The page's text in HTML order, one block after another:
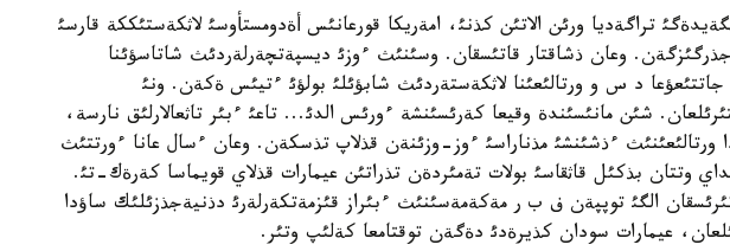
تراگةديا ورئن الاتئن كذنئ، امةريكا قورعانئس أةدومستأوسئ لاثكةستئككة قارسئ
وعان ذشاقتار قاتئسقان. وسئنئث ءوزئ ديسپةتچةرلةردئث شاتاسؤئنا
د س و ورتالئعئنا لاثكةستةردئث شابؤئلئ بولؤئ ءتيئس ةكةن. ونئ
شئن مانئسئندة وقيعا كةرئسئنشة ءورئس الدئ... تاعئ ءبئر تاثعالارلئق نارسة،
ورتالئعئنئث ءذشئنشئ مذناراسئ ءوز-وزئنةن قذلاپ تذسكةن. وعان ءسال عانا ءورتتئث
وتتان بذكئل قاثقاسئ بولات تةمئردةن تذراتئن عيمارات قذلاي قويماسا كةرةك-تئ.
الگئ توپپةن ف ب ر مةكةمةسئنئث ءبئراز قئزمةتكةرلةرئ دذنيةجذزئلئك ساؤدا
عيمارات سودان كذيرةدئ دةگةن توقتامعا كةلئپ وتئر.